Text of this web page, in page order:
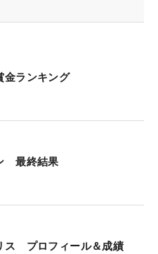
ランキング
最終結果
ス プロフィール＆成績